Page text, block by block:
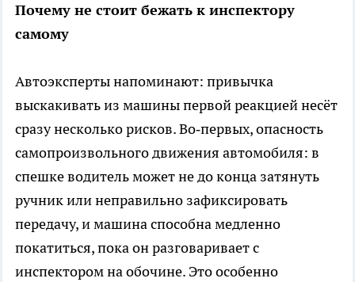
Почему не стоит бежать к инспектору
самому
Автоэксперты напоминают: привычка
выскакивать из машины первой реакцией несёт
сразу несколько рисков. Во‑первых, опасность
самопроизвольного движения автомобиля: в
спешке водитель может не до конца затянуть
ручник или неправильно зафиксировать
передачу, и машина способна медленно
покатиться, пока он разговаривает с
инспектором на обочине. Это особенно